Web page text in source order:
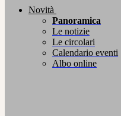
Novità
Panoramica
Le notizie
Le circolari
Calendario eventi
Albo online